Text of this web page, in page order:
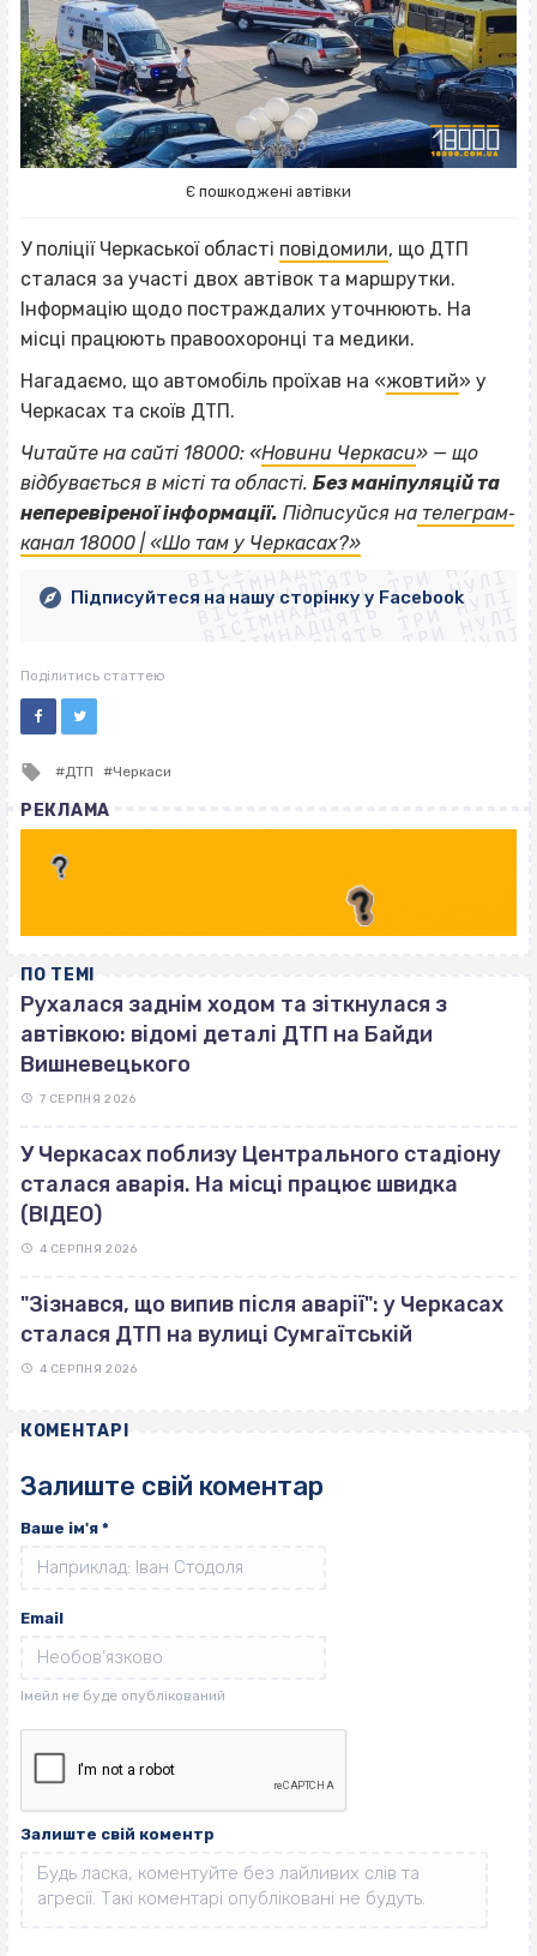
Є пошкоджені автівки
У поліції Черкаської області повідомили, що ДТП
сталася за участі двох автівок та маршрутки.
Інформацію щодо постраждалих уточнюють. На
місці працюють правоохоронці та медики.
Нагадаємо, що автомобіль проїхав на «жовтий» у
Черкасах та скоїв ДТП.
Читайте на сайті 18000: «Новини Черкаси» — що
відбувається в місті та області. Без маніпуляцій та
неперевіреної інформації. Підписуйся на телеграм‐
канал 18000 | «Шо там у Черкасах?»
ВІСІМНАДЦЯТЬ ТРИ НУЛІ
ВІСІМНАДЦЯТЬ ТРИ НУЛІ
ВІСІМНАДЦЯТЬ ТРИ НУЛІ
ВІСІМНАДЦЯТЬ ТРИ НУЛІ
ВІСІМНАДЦЯТЬ ТРИ НУЛІ
ВІСІМНАДЦЯТЬ ТРИ НУЛІ
ВІСІМНАДЦЯТЬ ТРИ НУЛІ
ВІСІМНАДЦЯТЬ ТРИ НУЛІ
Підписуйтеся на нашу сторінку у Facebook
Поділитись статтею
Tagged
ДТП Черкаси
РЕКЛАМА
ПО ТЕМІ
Рухалася заднім ходом та зіткнулася з
автівкою: відомі деталі ДТП на Байди
Вишневецького
7 СЕРПНЯ 2026
У Черкасах поблизу Центрального стадіону
сталася аварія. На місці працює швидка
(ВІДЕО)
4 СЕРПНЯ 2026
"Зізнався, що випив після аварії": у Черкасах
сталася ДТП на вулиці Сумгаїтській
4 СЕРПНЯ 2026
КОМЕНТАРІ
Залиште свій коментар
Ваше ім'я *
Email
Залиште свій коментр